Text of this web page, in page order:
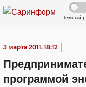
Темный
3 марта 2011, 18:12
программой